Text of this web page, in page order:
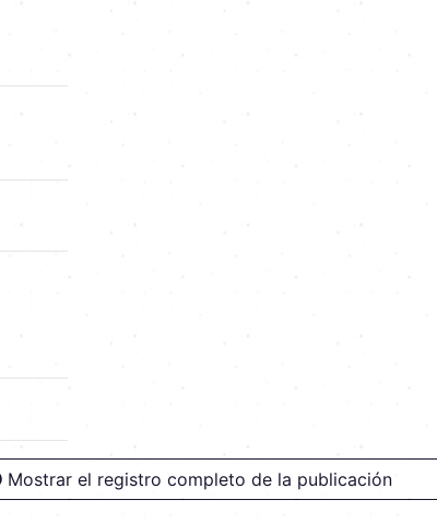
Mostrar el registro completo de la publicación